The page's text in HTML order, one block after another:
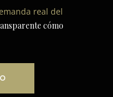
real del
cómo